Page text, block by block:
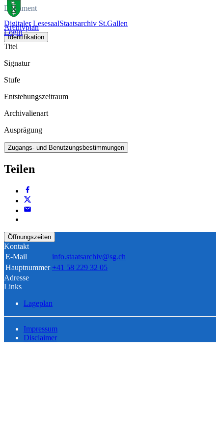
Digitaler LesesaalStaatsarchiv St.Gallen
Login
Dokument
Archivplan
Identifikation
Titel
Signatur
Stufe
Entstehungszeitraum
Archivalienart
Ausprägung
Zugangs- und Benutzungsbestimmungen
Teilen
Öffnungszeiten
Kontakt
E-Mail
info.staatsarchiv@sg.ch
Hauptnummer +41 58 229 32 05
Adresse
Links
Lageplan
Impressum
Disclaimer